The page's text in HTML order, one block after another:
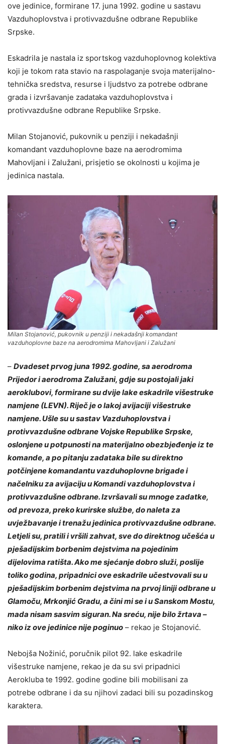
ove jedinice, formirane 17. juna 1992. godine u sastavu
Vazduhoplovstva i protivvazdušne odbrane Republike
Srpske.
Eskadrila je nastala iz sportskog vazduhoplovnog kolektiva
koji je tokom rata stavio na raspolaganje svoja materijalno-
tehnička sredstva, resurse i ljudstvo za potrebe odbrane
grada i izvršavanje zadataka vazduhoplovstva i
protivvazdušne odbrane Republike Srpske.
Milan Stojanović, pukovnik u penziji i nekadašnji
komandant vazduhoplovne baze na aerodromima
Mahovljani i Zalužani, prisjetio se okolnosti u kojima je
jedinica nastala.
Milan Stojanović, pukovnik u penziji i nekadašnji komandant
vazduhoplovne baze na aerodromima Mahovljani i Zalužani
– Dvadeset prvog juna 1992. godine, sa aerodroma
Prijedor i aerodroma Zalužani, gdje su postojali jaki
aeroklubovi, formirane su dvije lake eskadrile višestruke
namjene (LEVN). Riječ je o lakoj avijaciji višestruke
namjene. Ušle su u sastav Vazduhoplovstva i
protivvazdušne odbrane Vojske Republike Srpske,
oslonjene u potpunosti na materijalno obezbjeđenje iz te
komande, a po pitanju zadataka bile su direktno
potčinjene komandantu vazduhoplovne brigade i
načelniku za avijaciju u Komandi vazduhoplovstva i
protivvazdušne odbrane. Izvršavali su mnoge zadatke,
od prevoza, preko kurirske službe, do naleta za
uvježbavanje i trenažu jedinica protivvazdušne odbrane.
Letjeli su, pratili i vršili zahvat, sve do direktnog učešća u
pješadijskim borbenim dejstvima na pojedinim
dijelovima ratišta. Ako me sjećanje dobro služi, poslije
toliko godina, pripadnici ove eskadrile učestvovali su u
pješadijskim borbenim dejstvima na prvoj liniji odbrane u
Glamoču, Mrkonjić Gradu, a čini mi se i u Sanskom Mostu,
mada nisam sasvim siguran. Na sreću, nije bilo žrtava –
niko iz ove jedinice nije poginuo – rekao je Stojanović.
Nebojša Nožinić, poručnik pilot 92. lake eskadrile
višestruke namjene, rekao je da su svi pripadnici
Aerokluba te 1992. godine godine bili mobilisani za
potrebe odbrane i da su njihovi zadaci bili su pozadinskog
karaktera.